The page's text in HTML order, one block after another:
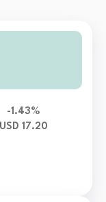
-1.43%
USD 17.20